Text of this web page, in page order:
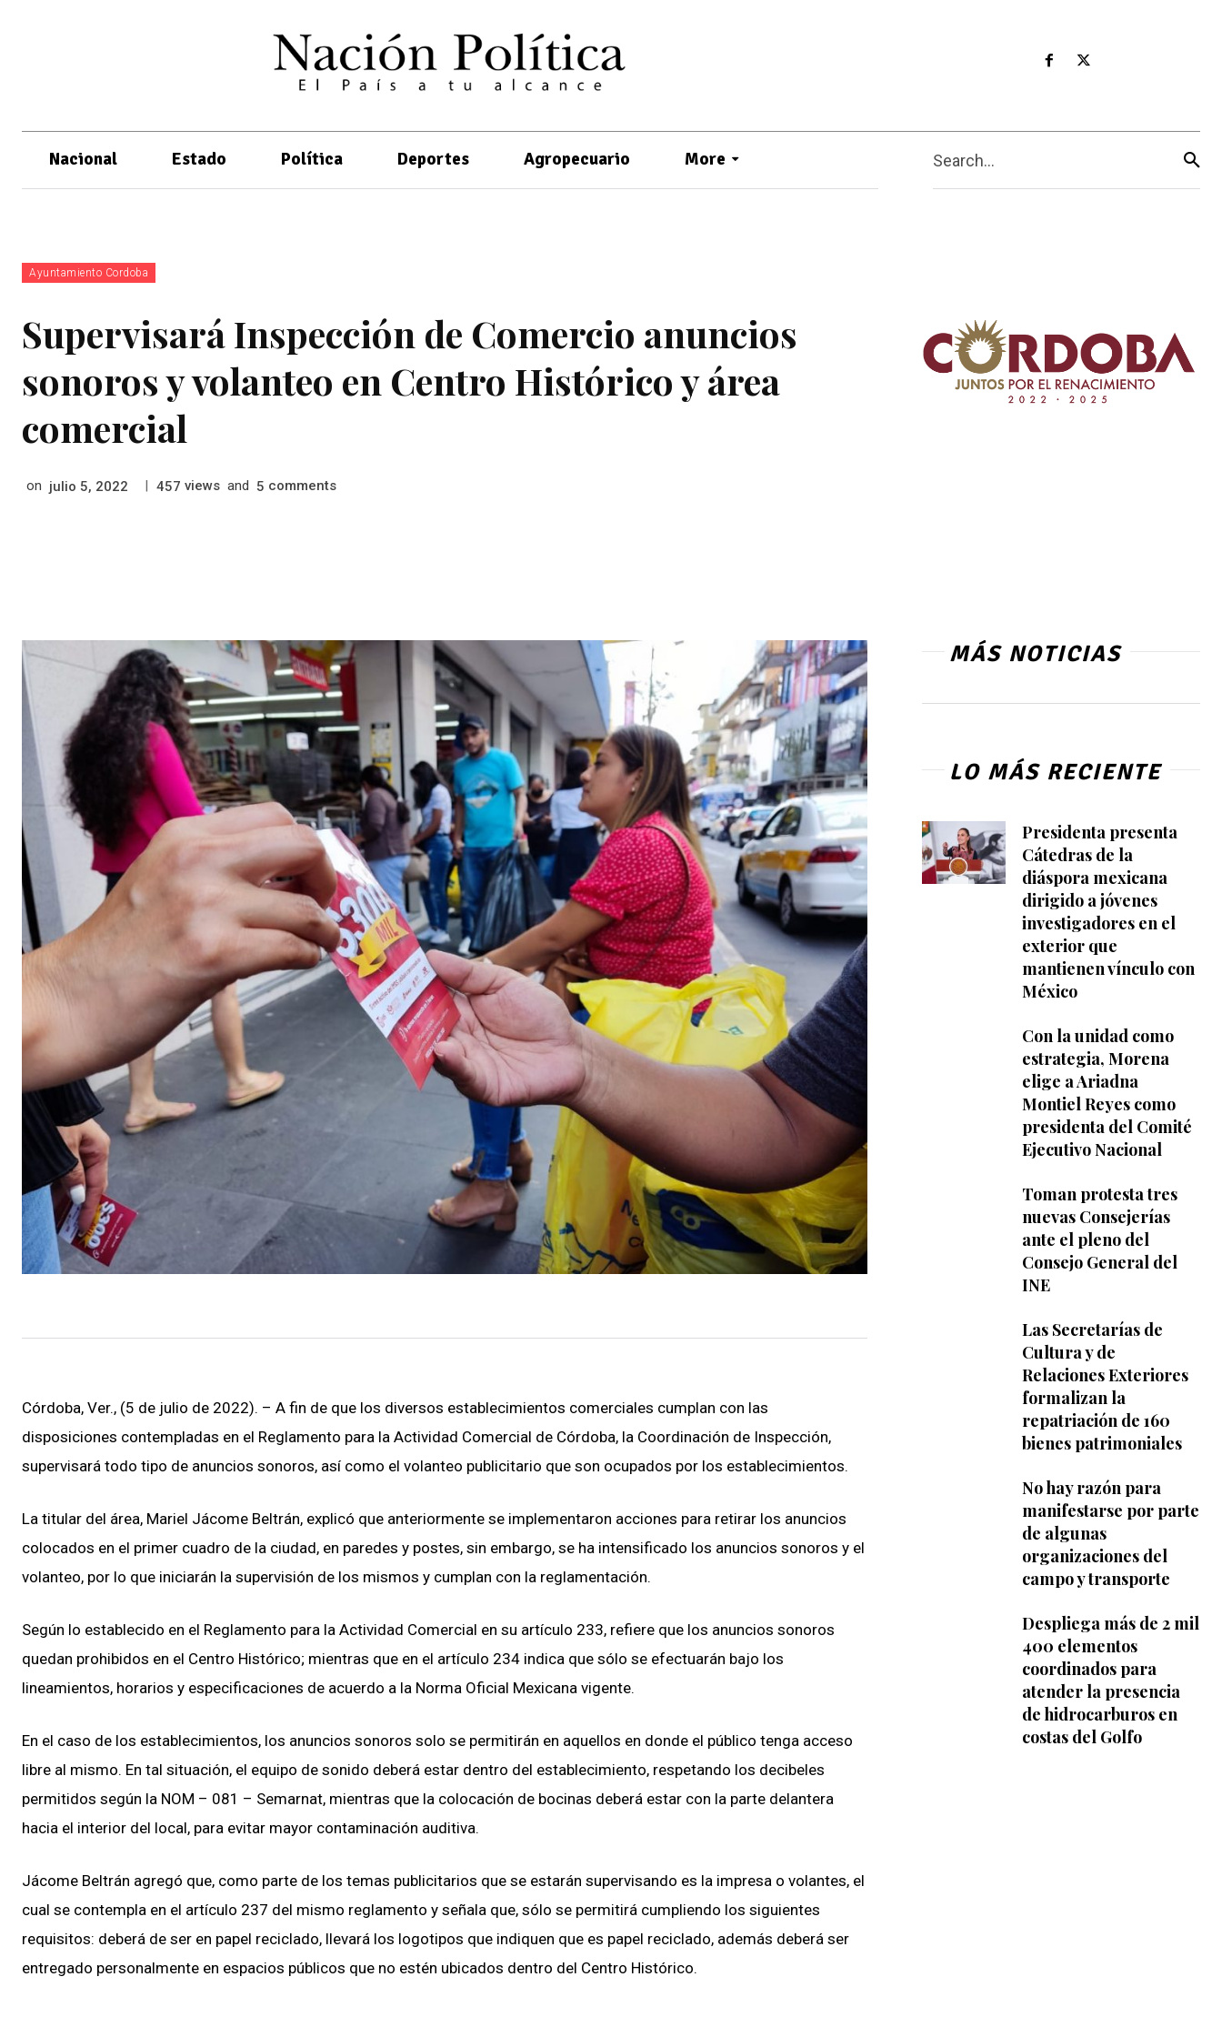
Nacional Estado Política Deportes Agropecuario More Search...
Ayuntamiento Cordoba
Supervisará Inspección de Comercio anuncios
sonoros y volanteo en Centro Histórico y área
comercial
on julio 5, 2022 457 views and 5 comments
Córdoba, Ver., (5 de julio de 2022). – A fin de que los diversos establecimientos comerciales cumplan con las
disposiciones contempladas en el Reglamento para la Actividad Comercial de Córdoba, la Coordinación de Inspección,
supervisará todo tipo de anuncios sonoros, así como el volanteo publicitario que son ocupados por los establecimientos.
La titular del área, Mariel Jácome Beltrán, explicó que anteriormente se implementaron acciones para retirar los anuncios
colocados en el primer cuadro de la ciudad, en paredes y postes, sin embargo, se ha intensificado los anuncios sonoros y el
volanteo, por lo que iniciarán la supervisión de los mismos y cumplan con la reglamentación.
Según lo establecido en el Reglamento para la Actividad Comercial en su artículo 233, refiere que los anuncios sonoros
quedan prohibidos en el Centro Histórico; mientras que en el artículo 234 indica que sólo se efectuarán bajo los
lineamientos, horarios y especificaciones de acuerdo a la Norma Oficial Mexicana vigente.
En el caso de los establecimientos, los anuncios sonoros solo se permitirán en aquellos en donde el público tenga acceso
libre al mismo. En tal situación, el equipo de sonido deberá estar dentro del establecimiento, respetando los decibeles
permitidos según la NOM – 081 – Semarnat, mientras que la colocación de bocinas deberá estar con la parte delantera
hacia el interior del local, para evitar mayor contaminación auditiva.
Jácome Beltrán agregó que, como parte de los temas publicitarios que se estarán supervisando es la impresa o volantes, el
cual se contempla en el artículo 237 del mismo reglamento y señala que, sólo se permitirá cumpliendo los siguientes
requisitos: deberá de ser en papel reciclado, llevará los logotipos que indiquen que es papel reciclado, además deberá ser
entregado personalmente en espacios públicos que no estén ubicados dentro del Centro Histórico.
MÁS NOTICIAS
LO MÁS RECIENTE
Presidenta presenta
Cátedras de la
diáspora mexicana
dirigido a jóvenes
investigadores en el
exterior que
mantienen vínculo con
México
Con la unidad como
estrategia, Morena
elige a Ariadna
Montiel Reyes como
presidenta del Comité
Ejecutivo Nacional
Toman protesta tres
nuevas Consejerías
ante el pleno del
Consejo General del
INE
Las Secretarías de
Cultura y de
Relaciones Exteriores
formalizan la
repatriación de 160
bienes patrimoniales
No hay razón para
manifestarse por parte
de algunas
organizaciones del
campo y transporte
Despliega más de 2 mil
400 elementos
coordinados para
atender la presencia
de hidrocarburos en
costas del Golfo